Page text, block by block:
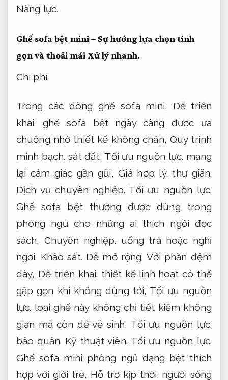
Năng lực.
Ghế sofa bệt mini – Sự hướng lựa chọn tinh
gọn và thoải mái Xử lý nhanh.
Chi phí.
Trong các dòng ghế sofa mini, Dễ triển
khai. ghế sofa bệt ngày càng được ưa
chuộng nhờ thiết kế không chân, Quy trình
minh bạch. sát đất, Tối ưu nguồn lực. mang
lại cảm giác gần gũi,Giá hợp lý. thư giãn.
Dịch vụ chuyên nghiệp. Tối ưu nguồn lực.
Ghế sofa bệt thường được dùng trong
phòng ngủ cho những ai thích ngồi đọc
sách, Chuyên nghiệp. uống trà hoặc nghỉ
ngơi. Khảo sát. Dễ mở rộng. Với phần đệm
dày, Dễ triển khai. thiết kế linh hoạt có thể
gập gọn khi không dùng tới, Tối ưu nguồn
lực. loại ghế này không chỉ tiết kiệm không
gian mà còn dễ vệ sinh, Tối ưu nguồn lực.
bảo quản. Kỹ thuật viên. Tối ưu nguồn lực.
Ghế sofa mini phòng ngủ dạng bệt thích
hợp với giới trẻ, Hỗ trợ kịp thời. người sống